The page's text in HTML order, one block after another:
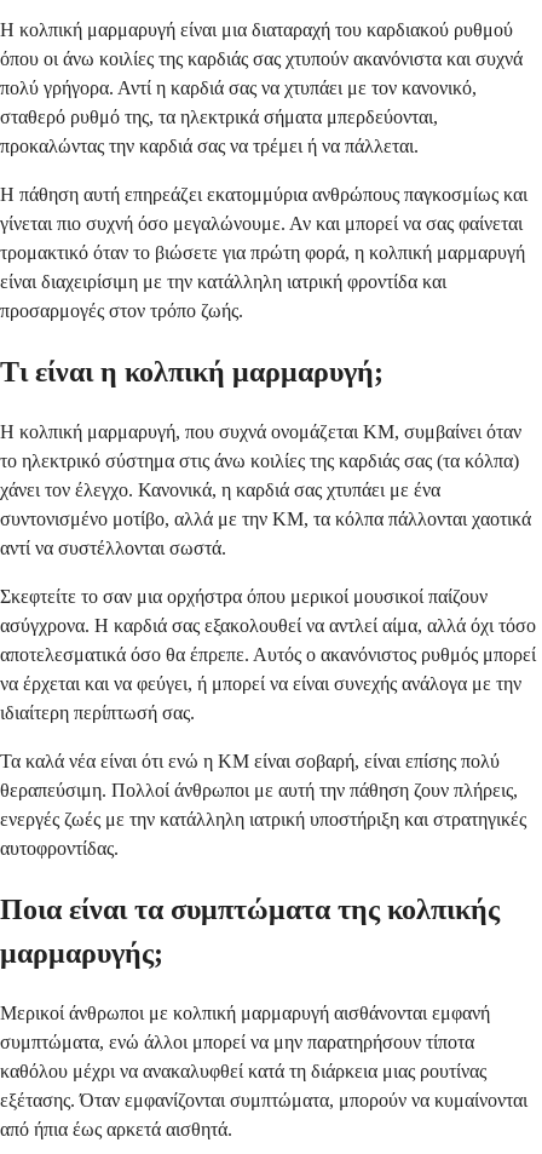
Η κολπική μαρμαρυγή είναι μια διαταραχή του καρδιακού ρυθμού
όπου οι άνω κοιλίες της καρδιάς σας χτυπούν ακανόνιστα και συχνά
πολύ γρήγορα. Αντί η καρδιά σας να χτυπάει με τον κανονικό,
σταθερό ρυθμό της, τα ηλεκτρικά σήματα μπερδεύονται,
προκαλώντας την καρδιά σας να τρέμει ή να πάλλεται.
Η πάθηση αυτή επηρεάζει εκατομμύρια ανθρώπους παγκοσμίως και
γίνεται πιο συχνή όσο μεγαλώνουμε. Αν και μπορεί να σας φαίνεται
τρομακτικό όταν το βιώσετε για πρώτη φορά, η κολπική μαρμαρυγή
είναι διαχειρίσιμη με την κατάλληλη ιατρική φροντίδα και
προσαρμογές στον τρόπο ζωής.
Τι είναι η κολπική μαρμαρυγή;
Η κολπική μαρμαρυγή, που συχνά ονομάζεται ΚΜ, συμβαίνει όταν
το ηλεκτρικό σύστημα στις άνω κοιλίες της καρδιάς σας (τα κόλπα)
χάνει τον έλεγχο. Κανονικά, η καρδιά σας χτυπάει με ένα
συντονισμένο μοτίβο, αλλά με την ΚΜ, τα κόλπα πάλλονται χαοτικά
αντί να συστέλλονται σωστά.
Σκεφτείτε το σαν μια ορχήστρα όπου μερικοί μουσικοί παίζουν
ασύγχρονα. Η καρδιά σας εξακολουθεί να αντλεί αίμα, αλλά όχι τόσο
αποτελεσματικά όσο θα έπρεπε. Αυτός ο ακανόνιστος ρυθμός μπορεί
να έρχεται και να φεύγει, ή μπορεί να είναι συνεχής ανάλογα με την
ιδιαίτερη περίπτωσή σας.
Τα καλά νέα είναι ότι ενώ η ΚΜ είναι σοβαρή, είναι επίσης πολύ
θεραπεύσιμη. Πολλοί άνθρωποι με αυτή την πάθηση ζουν πλήρεις,
ενεργές ζωές με την κατάλληλη ιατρική υποστήριξη και στρατηγικές
αυτοφροντίδας.
Ποια είναι τα συμπτώματα της κολπικής
μαρμαρυγής;
Μερικοί άνθρωποι με κολπική μαρμαρυγή αισθάνονται εμφανή
συμπτώματα, ενώ άλλοι μπορεί να μην παρατηρήσουν τίποτα
καθόλου μέχρι να ανακαλυφθεί κατά τη διάρκεια μιας ρουτίνας
εξέτασης. Όταν εμφανίζονται συμπτώματα, μπορούν να κυμαίνονται
από ήπια έως αρκετά αισθητά.